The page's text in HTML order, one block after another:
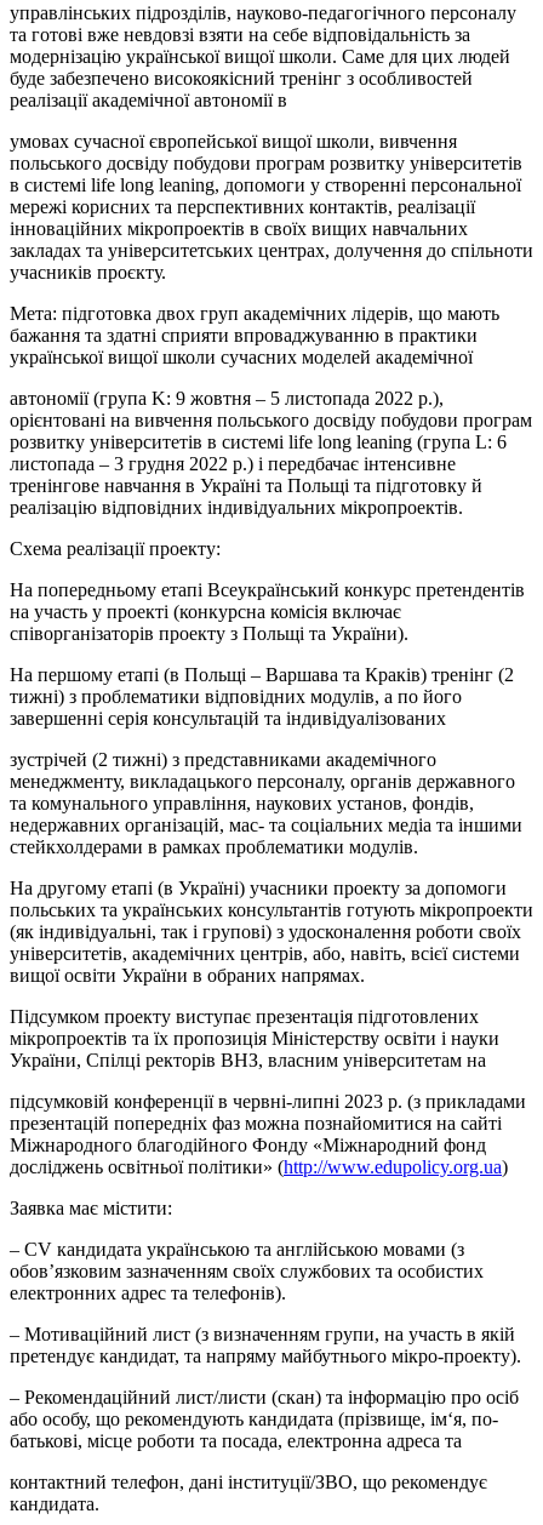
управлінських підрозділів, науково-педагогічного персоналу
та готові вже невдовзі взяти на себе відповідальність за
модернізацію української вищої школи. Саме для цих людей
буде забезпечено високоякісний тренінг з особливостей
реалізації академічної автономії в
умовах сучасної європейської вищої школи, вивчення
польського досвіду побудови програм розвитку університетів
в системі life long leaning, допомоги у створенні персональної
мережі корисних та перспективних контактів, реалізації
інноваційних мікропроектів в своїх вищих навчальних
закладах та університетських центрах, долучення до спільноти
учасників проєкту.
Мета: підготовка двох груп академічних лідерів, що мають
бажання та здатні сприяти впроваджуванню в практики
української вищої школи сучасних моделей академічної
автономії (група K: 9 жовтня – 5 листопада 2022 р.),
орієнтовані на вивчення польського досвіду побудови програм
розвитку університетів в системі life long leaning (група L: 6
листопада – 3 грудня 2022 р.) і передбачає інтенсивне
тренінгове навчання в Україні та Польщі та підготовку й
реалізацію відповідних індивідуальних мікропроектів.
Схема реалізації проекту:
На попередньому етапі Всеукраїнський конкурс претендентів
на участь у проекті (конкурсна комісія включає
співорганізаторів проекту з Польщі та України).
На першому етапі (в Польщі – Варшава та Краків) тренінг (2
тижні) з проблематики відповідних модулів, а по його
завершенні серія консультацій та індивідуалізованих
зустрічей (2 тижні) з представниками академічного
менеджменту, викладацького персоналу, органів державного
та комунального управління, наукових установ, фондів,
недержавних організацій, мас- та соціальних медіа та іншими
стейкхолдерами в рамках проблематики модулів.
На другому етапі (в Україні) учасники проекту за допомоги
польських та українських консультантів готують мікропроекти
(як індивідуальні, так і групові) з удосконалення роботи своїх
університетів, академічних центрів, або, навіть, всієї системи
вищої освіти України в обраних напрямах.
Підсумком проекту виступає презентація підготовлених
мікропроектів та їх пропозиція Міністерству освіти і науки
України, Спілці ректорів ВНЗ, власним університетам на
підсумковій конференції в червні-липні 2023 р. (з прикладами
презентацій попередніх фаз можна познайомитися на сайті
Міжнародного благодійного Фонду «Міжнародний фонд
досліджень освітньої політики» (http://www.edupolicy.org.ua)
Заявка має містити:
– CV кандидата українською та англійською мовами (з
обов’язковим зазначенням своїх службових та особистих
електронних адрес та телефонів).
– Мотиваційний лист (з визначенням групи, на участь в якій
претендує кандидат, та напряму майбутнього мікро-проекту).
– Рекомендаційний лист/листи (скан) та інформацію про осіб
або особу, що рекомендують кандидата (прізвище, ім‘я, по-
батькові, місце роботи та посада, електронна адреса та
контактний телефон, дані інституції/ЗВО, що рекомендує
кандидата.